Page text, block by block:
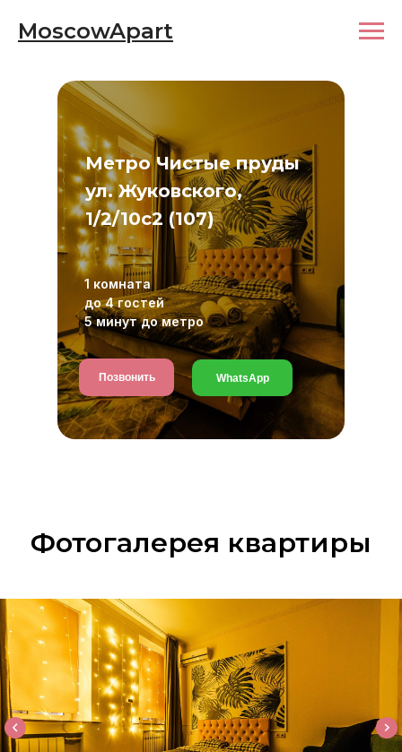
MoscowApart
Метро Чистые пруды
ул. Жуковского,
1/2/10с2 (107)
1 комната
до 4 гостей
5 минут до метро
Позвонить WhatsApp
Фотогалерея квартиры